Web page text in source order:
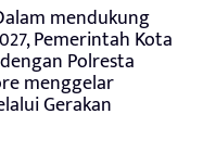
mendukung
Pemerintah Kota
Polresta
menggelar
Gerakan